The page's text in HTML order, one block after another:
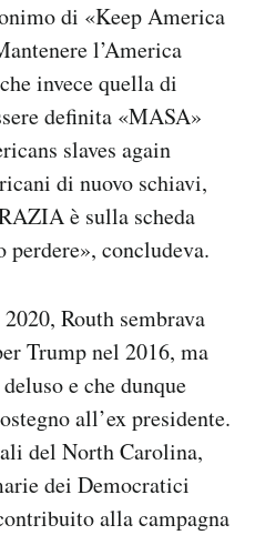
di «Keep America
l’America
invece quella di
definita «MASA»
slaves again
di nuovo schiavi,
è sulla scheda
perdere», concludeva.
Routh sembrava
Trump nel 2016, ma
e che dunque
all’ex presidente.
del North Carolina,
dei Democratici
alla campagna